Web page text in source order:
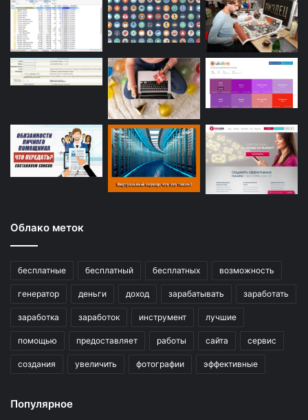
Облако меток
бесплатные бесплатный бесплатных возможность
генератор деньги доход зарабатывать заработать
заработка заработок инструмент лучшие
помощью предоставляет работы сайта сервис
создания увеличить фотографии эффективные
Популярное